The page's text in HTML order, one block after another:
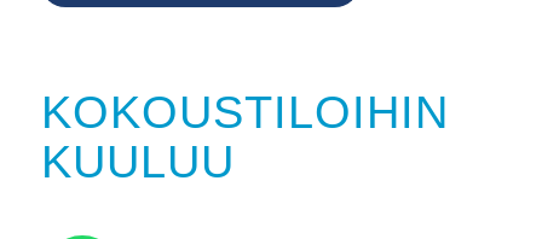
KOKOUSTILOIHIN
KUULUU